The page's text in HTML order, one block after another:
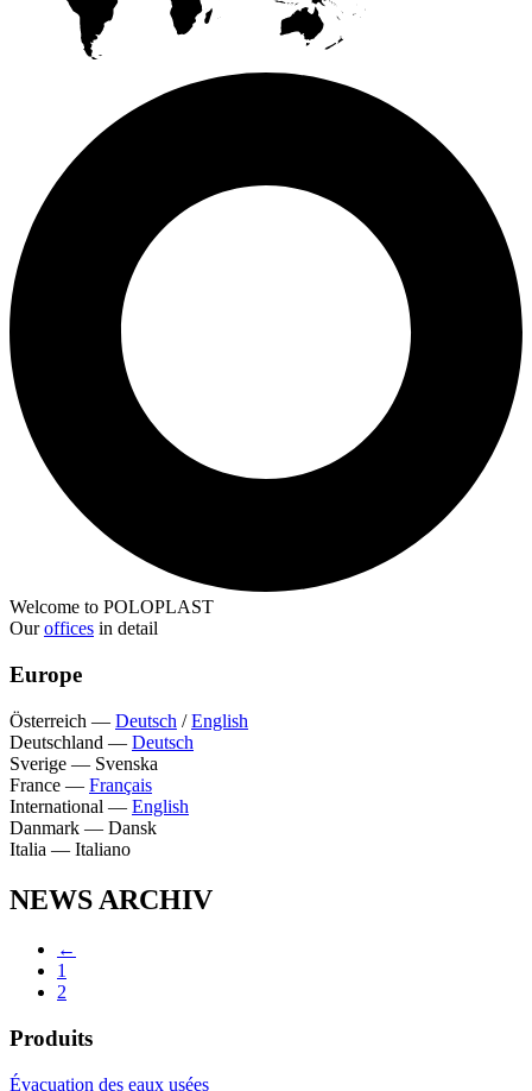
Welcome to POLOPLAST
Ouroffices in detail
Europe
Österreich — Deutsch /English
Deutschland — Deutsch
Sverige — Svenska
France — Français
International — English
Danmark — Dansk
Italia — Italiano
NEWS ARCHIV
←
1
2
Produits
Évacuation des eaux usées